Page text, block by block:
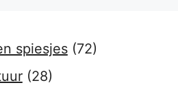
spiesjes(72)
(28)